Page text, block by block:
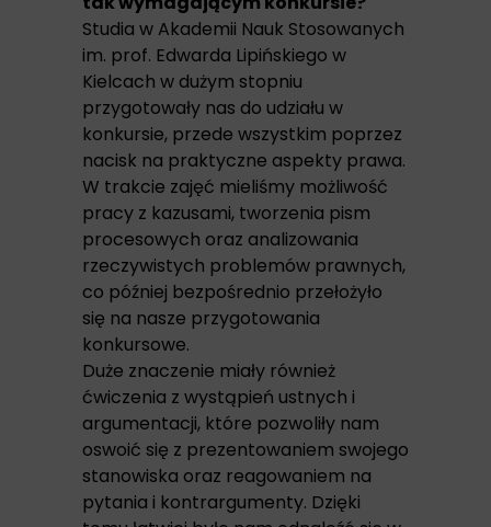
Studia w Akademii Nauk Stosowanych
im. prof. Edwarda Lipińskiego w
Kielcach w dużym stopniu
przygotowały nas do udziału w
konkursie, przede wszystkim poprzez
nacisk na praktyczne aspekty prawa.
W trakcie zajęć mieliśmy możliwość
pracy z kazusami, tworzenia pism
procesowych oraz analizowania
rzeczywistych problemów prawnych,
co później bezpośrednio przełożyło
się na nasze przygotowania
konkursowe.
Duże znaczenie miały również
ćwiczenia z wystąpień ustnych i
argumentacji, które pozwoliły nam
oswoić się z prezentowaniem swojego
stanowiska oraz reagowaniem na
pytania i kontrargumenty. Dzięki